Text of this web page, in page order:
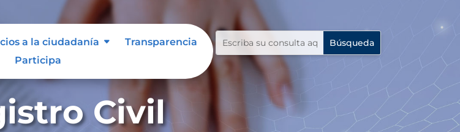
a la ciudadanía
Transparencia
Participa
Civil